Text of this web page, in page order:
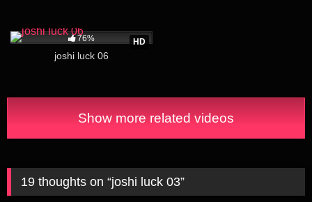
HD
76%
joshi luck 06
Show more related videos
19 thoughts on “joshi luck 03”